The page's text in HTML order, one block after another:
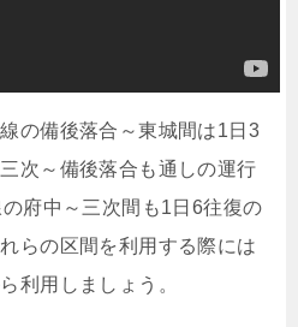
の備後落合～東城間は1日3
次～備後落合も通しの運行
府中～三次間も1日6往復の
らの区間を利用する際には
利用しましょう。